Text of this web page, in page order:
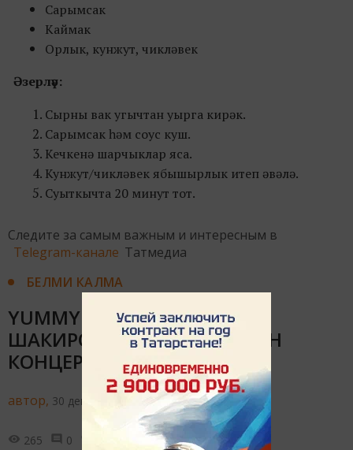
Сарымсак
Каймак
Орлык, кунжут, чикләвек
Әзерләү:
Сырны вак угычтан уырга кирәк.
Сарымсак һәм соус куш.
Кечкенә шарчыклар яса.
Кунжут/чикләвек ябышырлык итеп әвәлә.
Суыткычта 20 минут тот.
Следите за самым важным и интересным в
Telegram-канале Татмедиа
БЕЛМИ КАЛМА
YUMMY MUSICНЫҢ ИЛҺАМ
ШАКИРОВКА БАГЫШЛАНГАН
КОНЦЕРТЫ БУЛАЧАК
автор, 30 декабря 2025 - 10:41
265 0